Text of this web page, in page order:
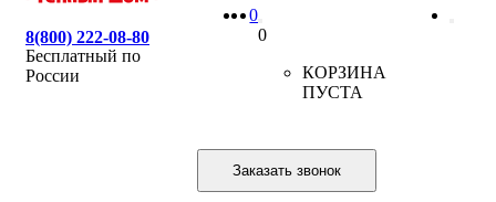
8(800) 222-08-80
Бесплатный по
России
0
0
КОРЗИНА
ПУСТА
Заказать звонок